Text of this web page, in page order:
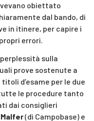
obiettato
dal bando, di
in itinere, per capire i
errori.
sulla
prove sostenute a
d’esame per le due
le procedure tanto
dai consiglieri
(di Campobase) e